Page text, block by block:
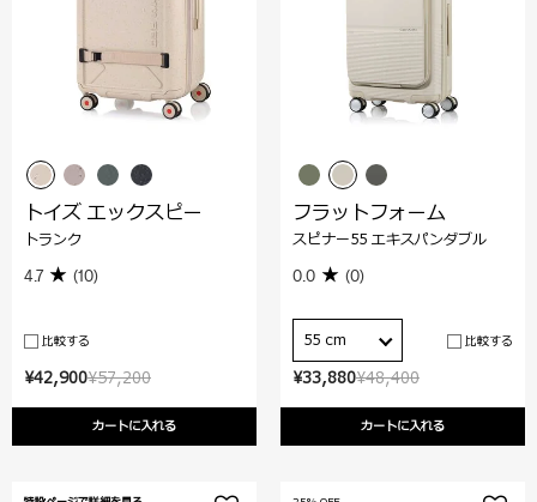
¥57,200
¥42,900
カートに入れる
トイズ エックスピー
トランク
4.7 (10)
比較する
¥48,400
¥33,880
カートに入れる
フラットフォーム
スピナー55 エキスパンダブル
0.0 (0)
55 cm 比較する